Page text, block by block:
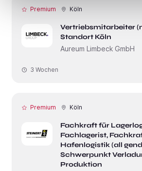
Premium Köln
Vertriebsmitarbeiter
Standort Köln
Aureum Limbeck GmbH
3 Wochen
Premium Köln
Fachkraft für
Fachlagerist,
Hafenlogistik (all
Schwerpunkt
Produktion